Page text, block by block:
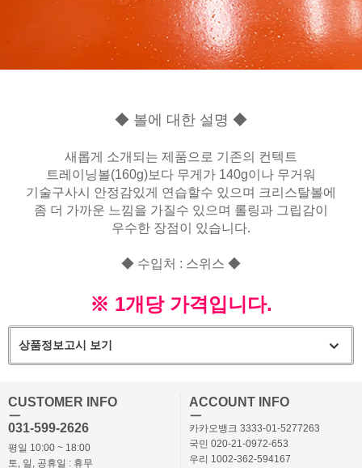
◆ 볼에 대한 설명 ◆
새롭게 소개되는 제품으로 기존의 컨텍트
트레이닝볼(160g)보다 무게가 140g이나 무거워
기술구사시 안정감있게 연습할수 있으며 크리스탈볼에
좀 더 가까운 느낌을 가질수 있으며 롤링과 그립감이
우수한 장점이 있습니다.
◆ 수입처 : 스위스 ◆
※ 1개당 가격입니다.
상품정보고시 보기
CUSTOMER INFO
ㅡ
031-599-2626
평일 10:00 ~ 18:00
토, 일, 공휴일 : 휴무
ACCOUNT INFO
ㅡ
카카오뱅크 3333-01-5277263
국민 020-21-0972-653
우리 1002-362-594167